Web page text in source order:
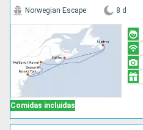
Comidas incluidas
Norwegian Escape 8 d